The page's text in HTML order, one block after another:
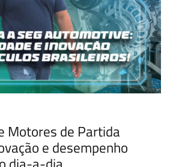
Motores de Partida
e desempenho